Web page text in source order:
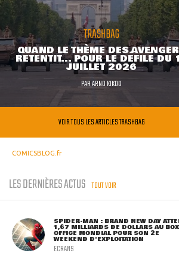
TRASHBAG
QUAND LE THÈME DES
RETENTIT... POUR LE DÉFILÉ DU
JUILLET 2026
PARARNO KIKOO
VOIR TOUS LES ARTICLES TRASHBAG
COMICSBLOG.fr
LES DERNIÈRES ACTUS TOUT VOIR
SPIDER-MAN : BRAND NEW DAY
1,67 MILLIARDS DE DOLLARS AU
OFFICE MONDIAL POUR SON 2E
WEEKEND D'EXPLOITATION
ECRANS